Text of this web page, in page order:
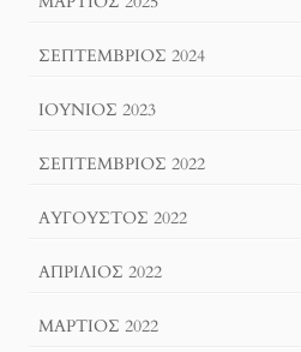
ΣΕΠΤΈΜΒΡΙΟΣ 2024
ΙΟΎΝΙΟΣ 2023
ΣΕΠΤΈΜΒΡΙΟΣ 2022
ΑΎΓΟΥΣΤΟΣ 2022
ΑΠΡΊΛΙΟΣ 2022
ΜΆΡΤΙΟΣ 2022